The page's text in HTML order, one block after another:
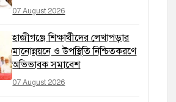
07 August 2026
হাজীগঞ্জে শিক্ষার্থীদের লেখাপড়ার
মানোন্নয়নে ও উপস্থিতি নিশ্চিতকরণে
অভিভাবক সমাবেশ
07 August 2026